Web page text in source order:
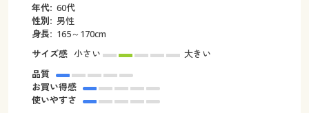
年代: 60代
性別: 男性
身長: 165～170cm
サイズ感 小さい
大きい
品質
お買い得感
使いやすさ